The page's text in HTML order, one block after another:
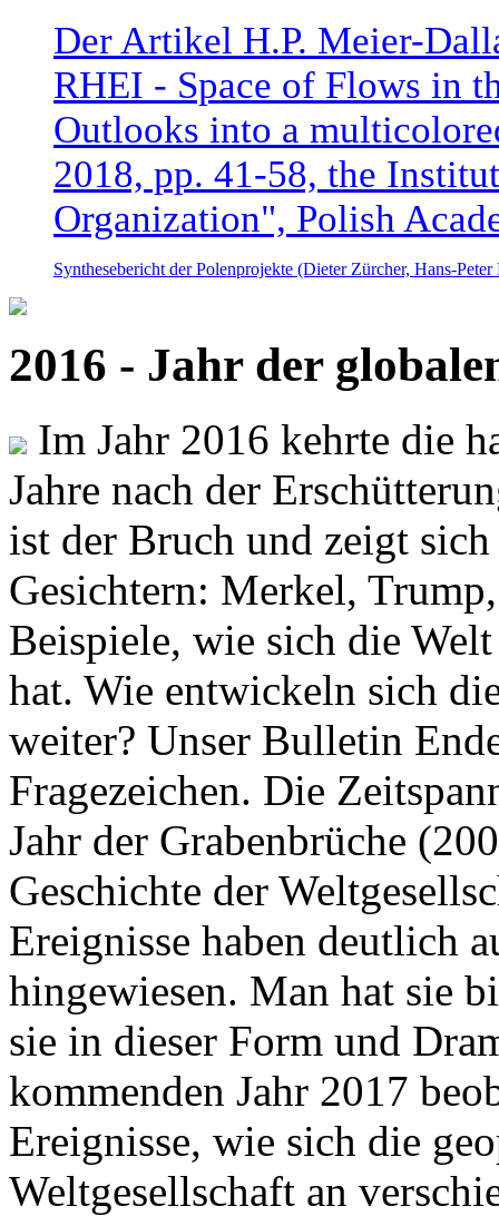
Der Artikel H.P. Meier-
RHEI - Space of Flows in
Outlooks into a
2018, pp. 41-58, the
Organization", Polish
Synthesebericht der Polenprojekte (Dieter Zürcher, Hans-
2016 - Jahr der
Im Jahr 2016 kehrte die
Jahre nach der
ist der Bruch und zeigt
Gesichtern: Merkel,
Beispiele, wie sich die
hat. Wie entwickeln sich
weiter? Unser Bulletin
Fragezeichen. Die
Jahr der Grabenbrüche
Geschichte der
Ereignisse haben deutlich
hingewiesen. Man hat sie
sie in dieser Form und
kommenden Jahr 2017
Ereignisse, wie sich die
Weltgesellschaft an